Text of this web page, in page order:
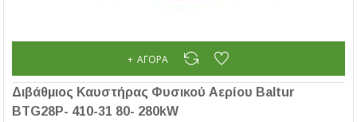
Διβάθμιος Καυστήρας Φυσικού Αερίου Baltur
BTG28P- 410-31 80- 280kW
ΑΓΟΡΆ